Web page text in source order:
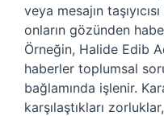
veya mesajın
onların gözünden
Örneğin, Halide Edib
haberler toplumsal
bağlamında işlenir.
karşılaştıkları